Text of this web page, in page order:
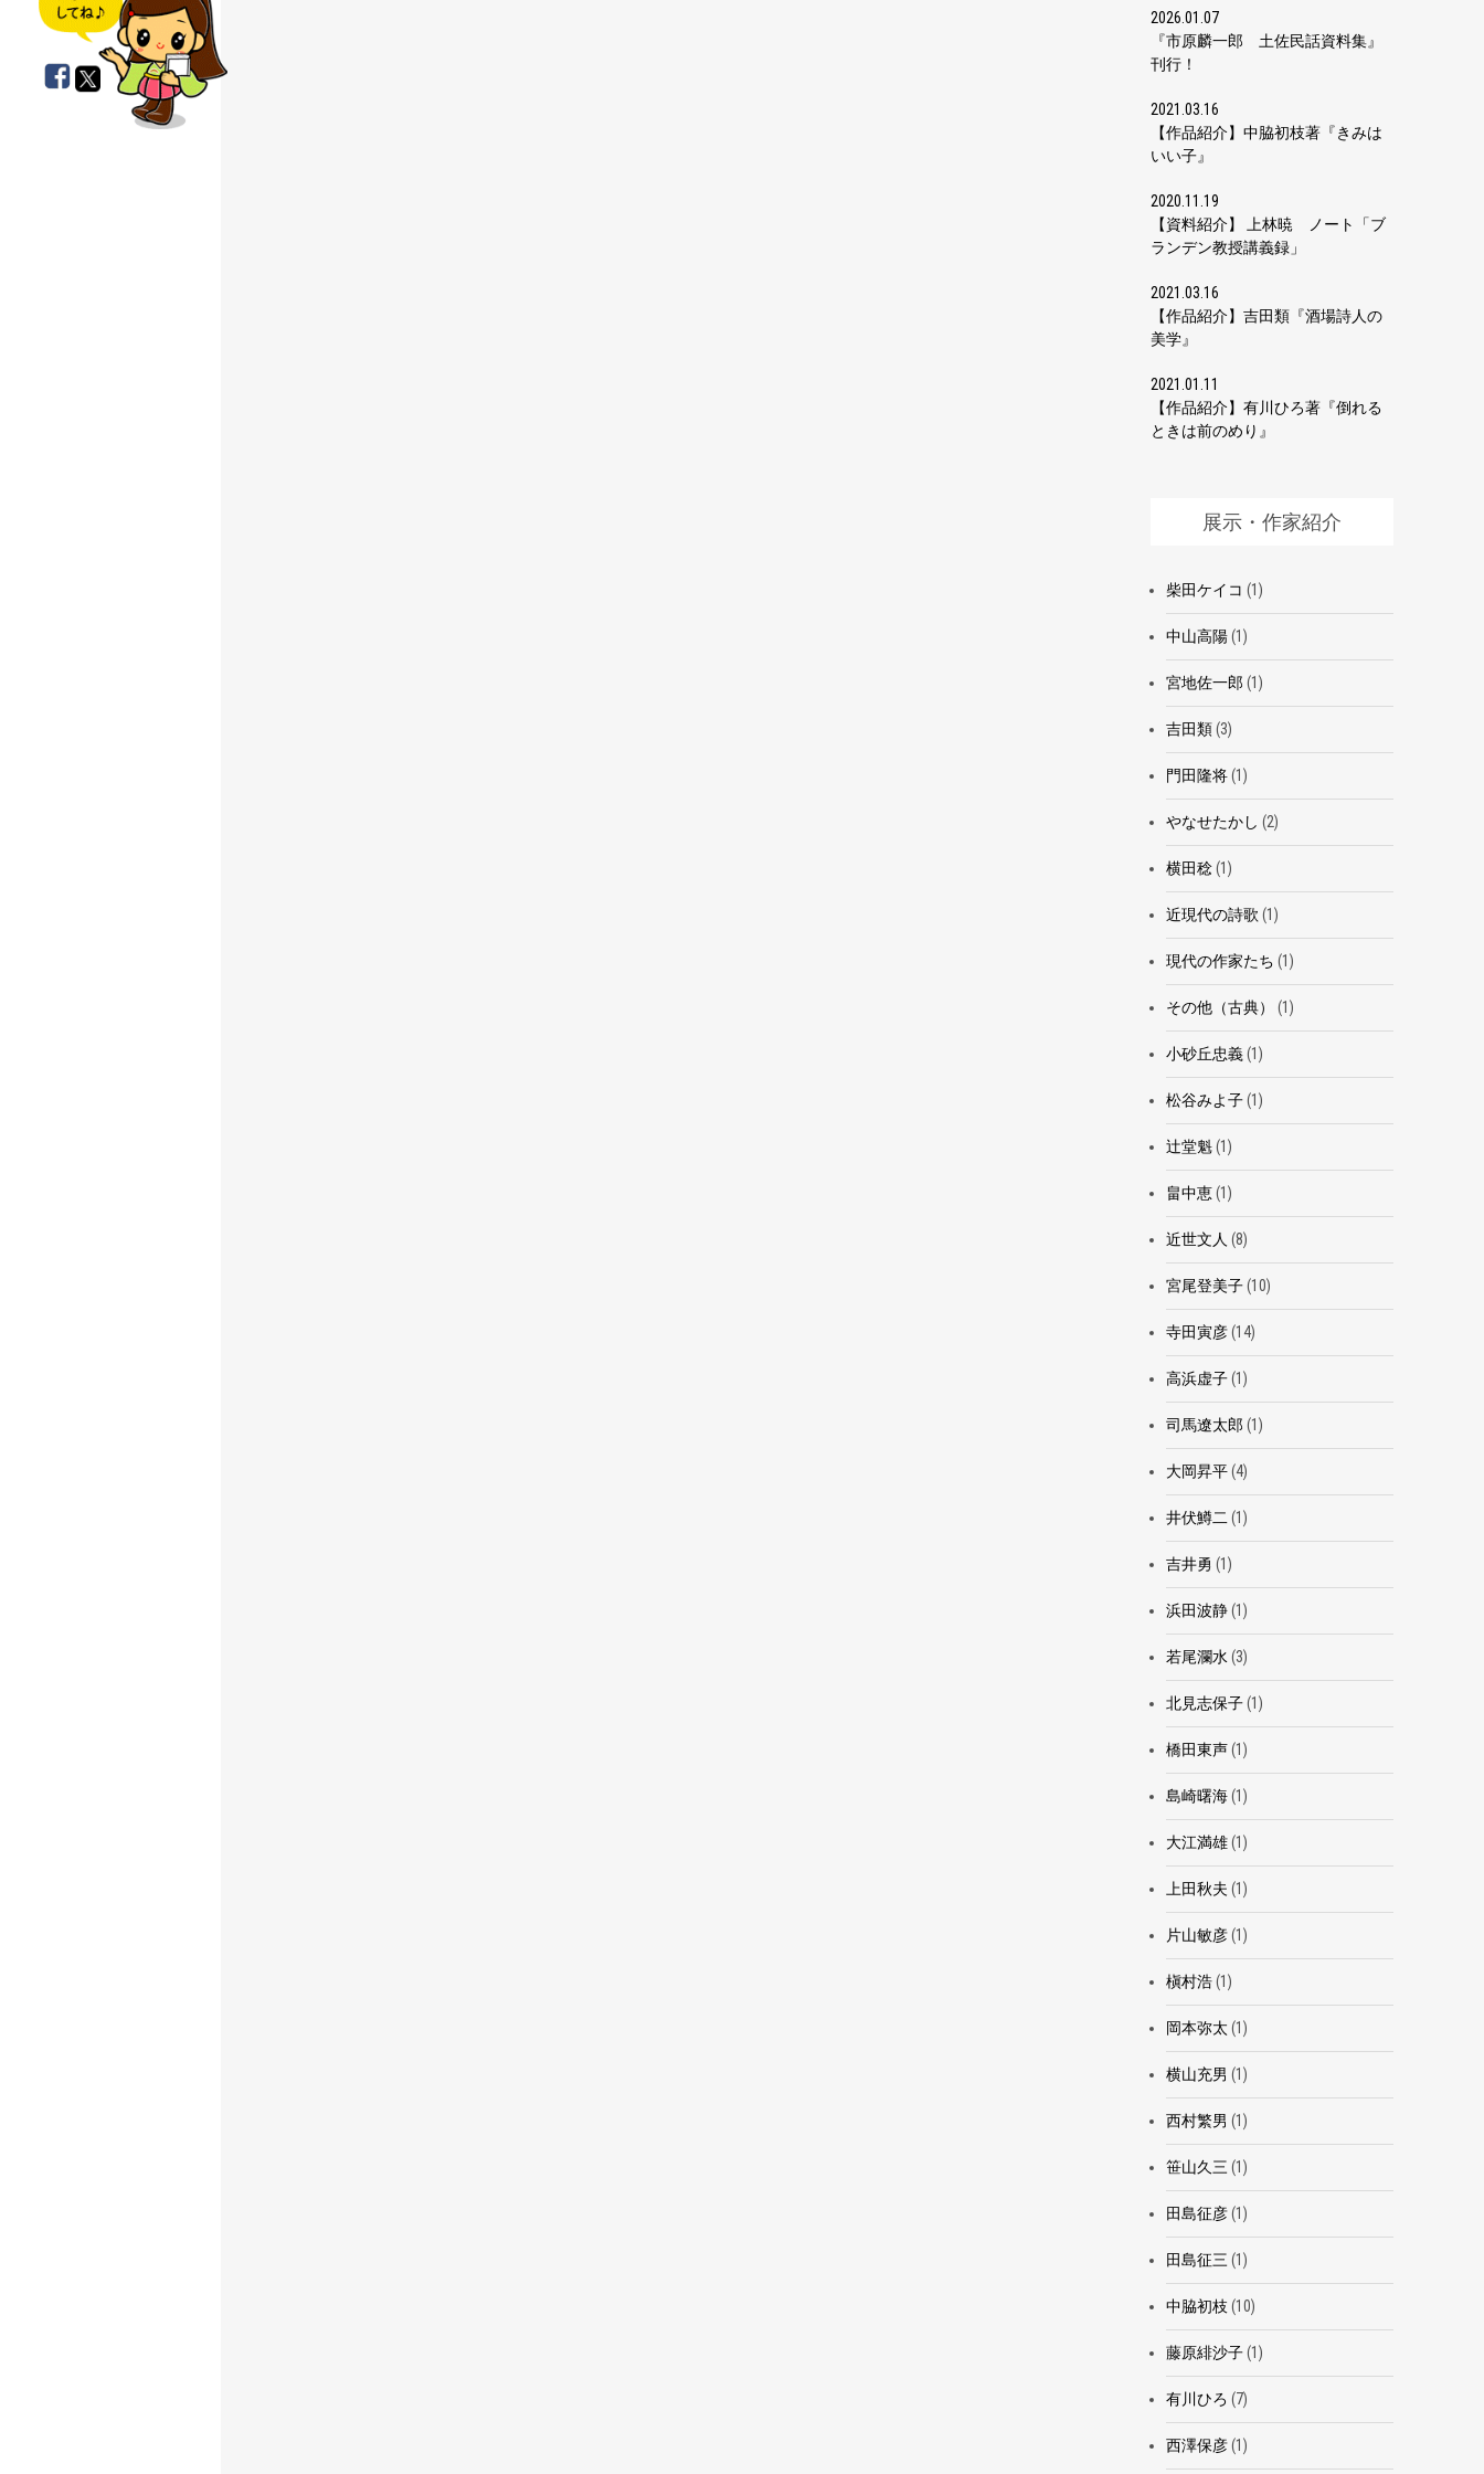
2026.01.07
『市原麟一郎 土佐民話資料集』
刊行！
2021.03.16
【作品紹介】中脇初枝著『きみは
いい子』
2020.11.19
【資料紹介】 上林暁 ノート「ブ
ランデン教授講義録」
2021.03.16
【作品紹介】吉田類『酒場詩人の
美学』
2021.01.11
【作品紹介】有川ひろ著『倒れる
ときは前のめり』
展示・作家紹介
柴田ケイコ (1)
中山高陽(1)
宮地佐一郎 (1)
吉田類(3)
門田隆将(1)
やなせたかし (2)
横田稔(1)
近現代の詩歌 (1)
現代の作家たち (1)
その他（古典） (1)
小砂丘忠義(1)
松谷みよ子(1)
辻堂魁(1)
畠中恵(1)
近世文人 (8)
宮尾登美子(10)
寺田寅彦(14)
高浜虚子(1)
司馬遼太郎 (1)
大岡昇平(4)
井伏鱒二 (1)
吉井勇 (1)
浜田波静(1)
若尾瀾水 (3)
北見志保子(1)
橋田東声(1)
島崎曙海(1)
大江満雄(1)
上田秋夫 (1)
片山敏彦(1)
槇村浩(1)
岡本弥太 (1)
横山充男 (1)
西村繁男 (1)
笹山久三 (1)
田島征彦(1)
田島征三 (1)
中脇初枝 (10)
藤原緋沙子(1)
有川ひろ (7)
西澤保彦(1)